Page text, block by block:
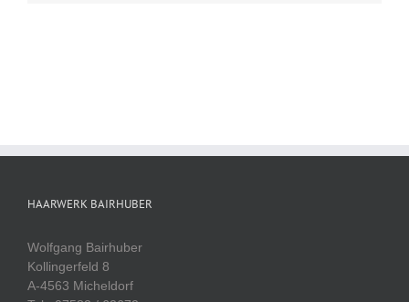
HAARWERK BAIRHUBER
Wolfgang Bairhuber
Kollingerfeld 8
A-4563 Micheldorf